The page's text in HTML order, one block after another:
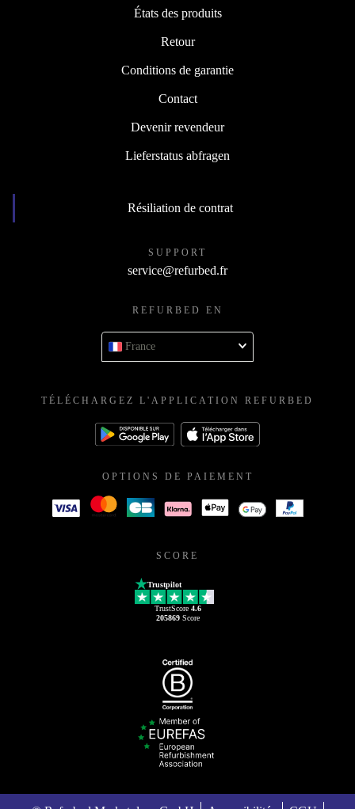
États des produits
Retour
Conditions de garantie
Contact
Devenir revendeur
Lieferstatus abfragen
Résiliation de contrat
SUPPORT
service@refurbed.fr
REFURBED EN
France
TÉLÉCHARGEZ L'APPLICATION REFURBED
OPTIONS DE PAIEMENT
SCORE
Trustpilot
TrustScore 4.6
205869Score